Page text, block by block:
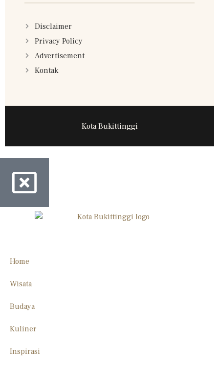
Disclaimer
Privacy Policy
Advertisement
Kontak
Kota Bukittinggi
Home
Wisata
Budaya
Kuliner
Inspirasi